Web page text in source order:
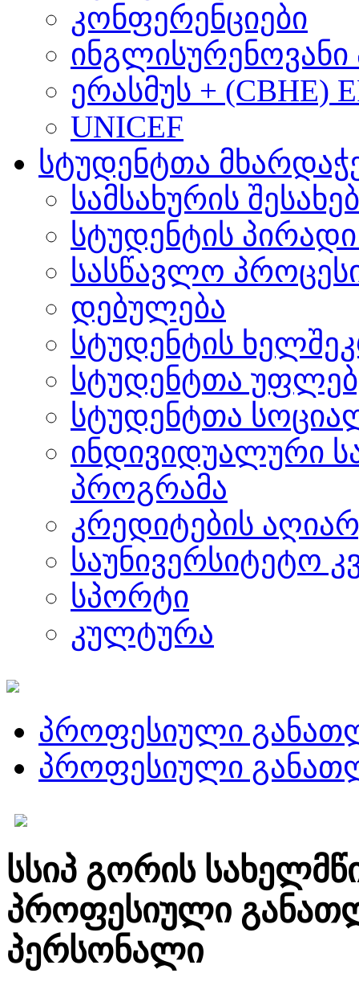
კონფერენციები
ერასმუს + (CBHE)
UNICEF
სტუდენტთა
სამსახურის შესახებ
სტუდენტის
სასწავლო
დებულება
სტუდენტის
სტუდენტთა
სტუდენტთა
ინდივიდუალური
პროგრამა
კრედიტების
საუნივერსიტეტო
სპორტი
კულტურა
პროფესიული
პროფესიული
სსიპ გორის
პროფესიული
პერსონალი